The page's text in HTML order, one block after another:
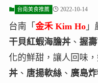
台南美食推薦 2022-10-14
台南「 金禾 Kim Ho」
干貝紅蝦海膽丼、 握壽
化的鮮甜，讓人回味
丼、 唐揚軟絲、 廣島